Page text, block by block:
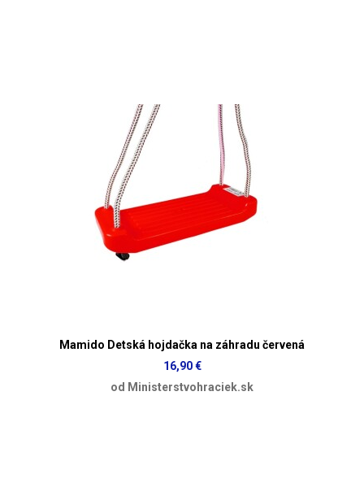
Mamido Detská hojdačka na záhradu červená
16,90 €
od Ministerstvohraciek.sk